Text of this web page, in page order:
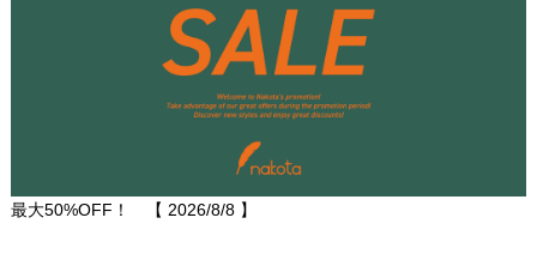
最大50%OFF！ 【 2026/8/8】